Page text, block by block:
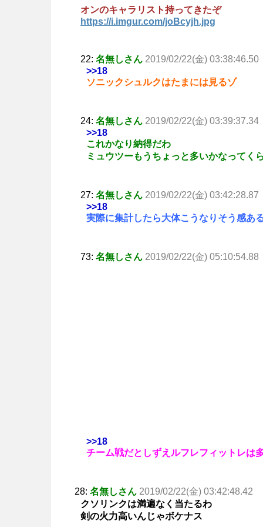
オンのキャラリスト持ってきたぞ
https://i.imgur.com/joBcyjh.jpg
22: 名無しさん 2019/02/22(金) 03:38:46.50
>>18
ソニックシュルクはたまには見るゾ
24: 名無しさん 2019/02/22(金) 03:39:37.34
>>18
これかなり納得だわ
ミュウツーもうちょっと多いかなってく
27: 名無しさん 2019/02/22(金) 03:42:28.87
>>18
実際に集計したら大体こうなりそう感あ
73: 名無しさん 2019/02/22(金) 05:10:54.88
>>18
チーム戦だとしずえルフレフィットレは
28: 名無しさん 2019/02/22(金) 03:42:48.42
クソリンクは満遍なく当たるわ
剣の火力高いんじゃボケナス